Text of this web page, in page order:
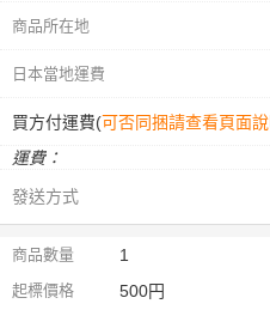
商品所在地
日本當地運費
買方付運費(可否同捆請查看頁面說
運費：
發送方式
商品數量 1
起標價格 500円